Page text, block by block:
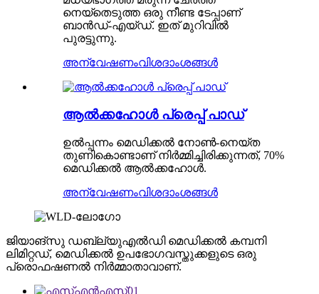
നെയ്തെടുത്ത ഒരു നീണ്ട ടേപ്പാണ്
ബാൻഡ്-എയ്ഡ്. ഇത് മുറിവിൽ
പുരട്ടുന്നു.
അന്വേഷണംവിശദാംശങ്ങൾ
ആൽക്കഹോൾ പ്രെപ്പ് പാഡ്
ഉൽപ്പന്നം മെഡിക്കൽ നോൺ-നെയ്ത
തുണികൊണ്ടാണ് നിർമ്മിച്ചിരിക്കുന്നത്, 70%
മെഡിക്കൽ ആൽക്കഹോൾ.
അന്വേഷണംവിശദാംശങ്ങൾ
ജിയാങ്‌സു ഡബ്ല്യുഎൽഡി മെഡിക്കൽ കമ്പനി
ലിമിറ്റഡ്, മെഡിക്കൽ ഉപഭോഗവസ്തുക്കളുടെ ഒരു
പ്രൊഫഷണൽ നിർമ്മാതാവാണ്.